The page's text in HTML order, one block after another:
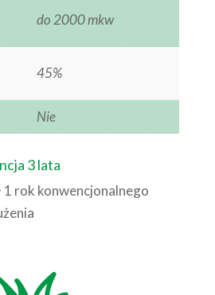
do 2000 mkw
45%
Nie
3 lata
1 rok konwencjonalnego